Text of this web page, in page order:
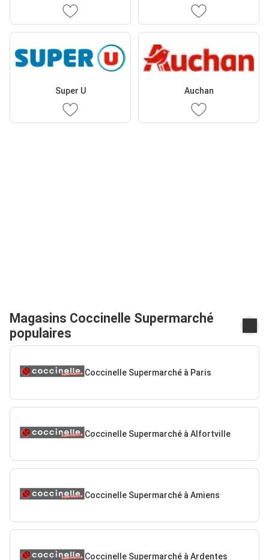
Super U Auchan
Magasins Coccinelle Supermarché
populaires
Coccinelle Supermarché à Paris
Coccinelle Supermarché à Alfortville
Coccinelle Supermarché à Amiens
Coccinelle Supermarché à Ardentes